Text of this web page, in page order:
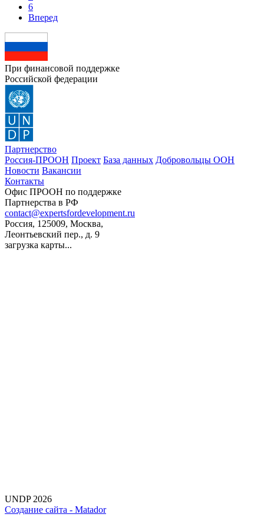
6
Вперед
При финансовой поддержке
Российской федерации
Партнерство
Россия-ПРООН Проект База данных Добровольцы ООН
Новости Вакансии
Контакты
Офис ПРООН по поддержке
Партнерства в РФ
contact@expertsfordevelopment.ru
Россия, 125009, Москва,
Леонтьевский пер., д. 9
загрузка карты...
UNDP 2026
Создание сайта - Matador